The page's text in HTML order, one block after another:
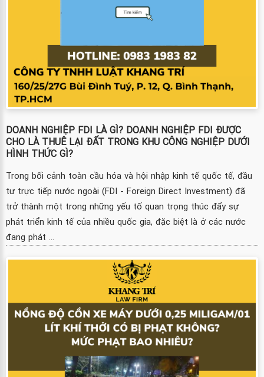
DOANH NGHIỆP FDI LÀ GÌ? DOANH NGHIỆP FDI ĐƯỢC
CHO LÀ THUÊ LẠI ĐẤT TRONG KHU CÔNG NGHIỆP DƯỚI
HÌNH THỨC GÌ?
Trong bối cảnh toàn cầu hóa và hội nhập kinh tế quốc tế, đầu
tư trực tiếp nước ngoài (FDI - Foreign Direct Investment) đã
trở thành một trong những yếu tố quan trọng thúc đẩy sự
phát triển kinh tế của nhiều quốc gia, đặc biệt là ở các nước
đang phát ...